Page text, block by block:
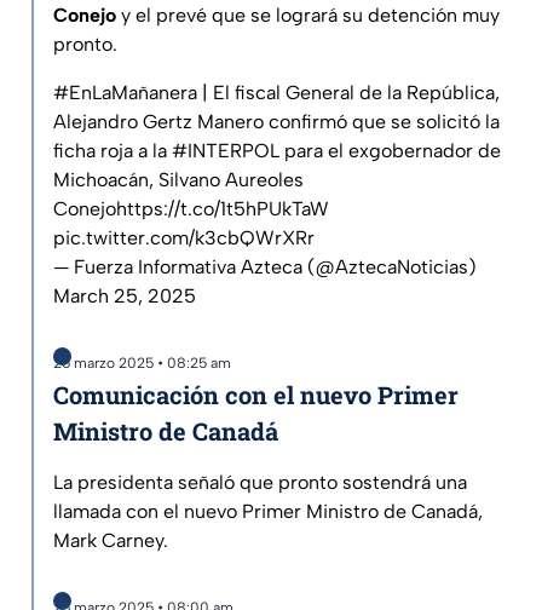
Conejo y el prevé que se logrará su detención muy
pronto.
#EnLaMañanera | El fiscal General de la República,
Alejandro Gertz Manero confirmó que se solicitó la
ficha roja a la #INTERPOL para el exgobernador de
Michoacán, Silvano Aureoles
Conejohttps://t.co/1t5hPUkTaW
pic.twitter.com/k3cbQWrXRr
— Fuerza Informativa Azteca (@AztecaNoticias)
March 25, 2025
25 marzo 2025 • 08:25 am
Comunicación con el nuevo Primer
Ministro de Canadá
La presidenta señaló que pronto sostendrá una
llamada con el nuevo Primer Ministro de Canadá,
Mark Carney.